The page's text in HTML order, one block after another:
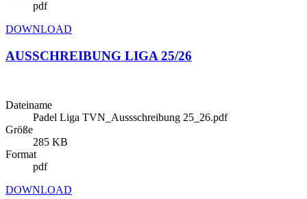
pdf
DOWNLOAD
AUSSCHREIBUNG LIGA 25/26
Dateiname
Padel Liga TVN_Aussschreibung 25_26.pdf
Größe
285 KB
Format
pdf
DOWNLOAD